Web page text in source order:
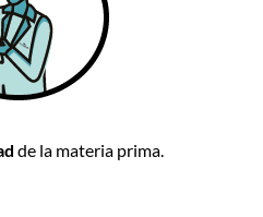
de la materia prima.